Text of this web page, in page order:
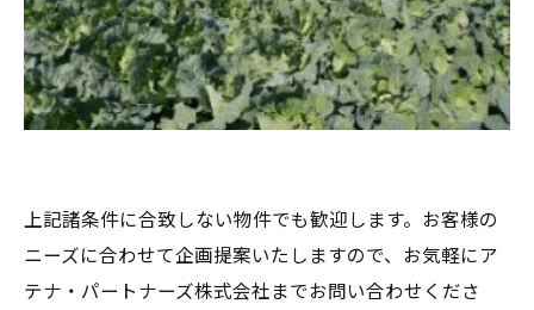
上記諸条件に合致しない物件でも歓迎します。お客様の
ニーズに合わせて企画提案いたしますので、お気軽にア
テナ・パートナーズ株式会社までお問い合わせくださ